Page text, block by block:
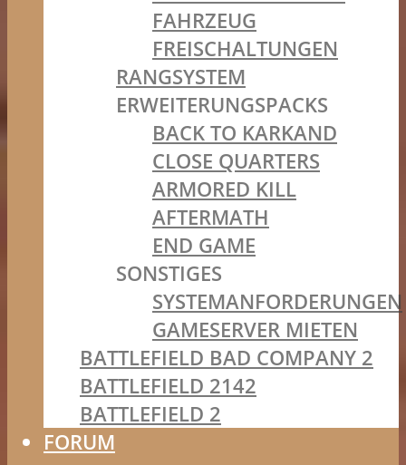
FAHRZEUG
FREISCHALTUNGEN
RANGSYSTEM
ERWEITERUNGSPACKS
BACK TO KARKAND
CLOSE QUARTERS
ARMORED KILL
AFTERMATH
END GAME
SONSTIGES
SYSTEMANFORDERUNGEN
GAMESERVER MIETEN
BATTLEFIELD BAD COMPANY 2
BATTLEFIELD 2142
BATTLEFIELD 2
FORUM